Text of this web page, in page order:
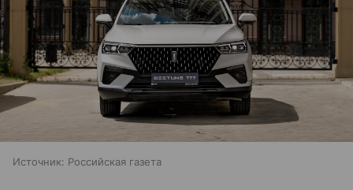
Источник: Российская газета